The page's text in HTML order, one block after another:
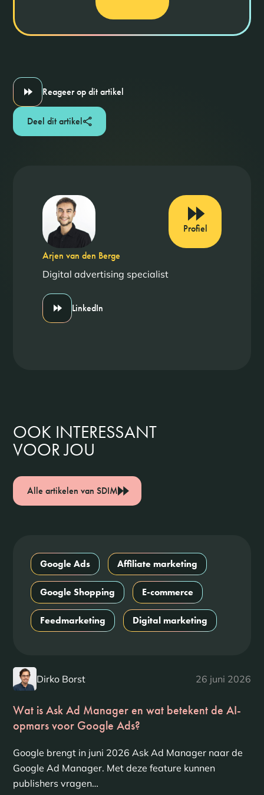
Reageer op dit artikel
Deel dit artikel
Arjen van den Berge
Digital advertising specialist
LinkedIn
Profiel
OOK INTERESSANT
VOOR JOU
Alle artikelen van SDIM
Google Ads Affiliate marketing
Google Shopping E-commerce
Feedmarketing Digital marketing
Dirko Borst 26 juni 2026
Wat is Ask Ad Manager en wat betekent de AI-
opmars voor Google Ads?
Google brengt in juni 2026 Ask Ad Manager naar de
Google Ad Manager. Met deze feature kunnen
publishers vragen…